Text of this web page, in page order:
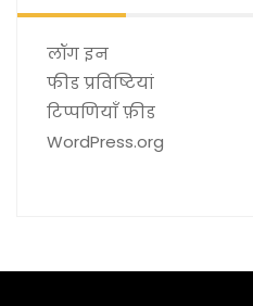
लॉग इन
फीड प्रविष्टियां
टिप्पणियाँ फ़ीड
WordPress.org